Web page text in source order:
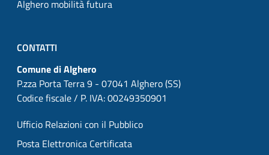
Alghero mobilità futura
CONTATTI
Comune di Alghero
P.zza Porta Terra 9 - 07041 Alghero (SS)
Codice fiscale / P. IVA: 00249350901
Ufficio Relazioni con il Pubblico
Posta Elettronica Certificata